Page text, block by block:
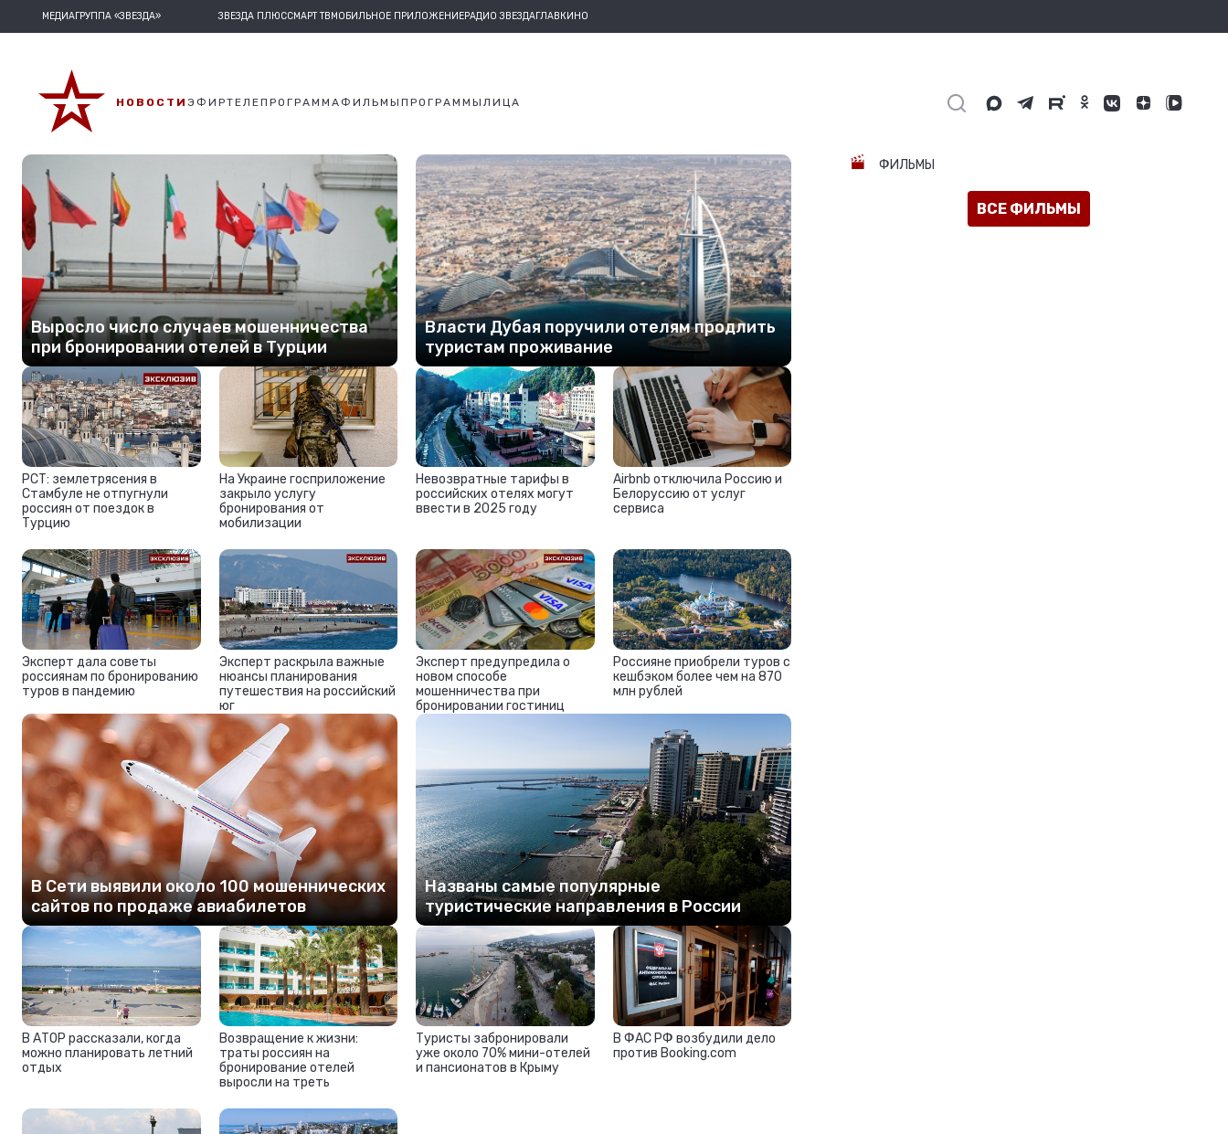
МЕДИАГРУППА «ЗВЕЗДА» ЗВЕЗДА ПЛЮССМАРТ ТВМОБИЛЬНОЕ ПРИЛОЖЕНИЕРАДИО ЗВЕЗДАГЛАВКИНО
НОВОСТИ ЭФИРТЕЛЕПРОГРАММАФИЛЬМЫ ПРОГРАММЫ ЛИЦА
Выросло число случаев мошенничества
при бронировании отелей в Турции
Власти Дубая поручили отелям продлить
туристам проживание
РСТ: землетрясения в
Стамбуле не отпугнули
россиян от поездок в
Турцию
На Украине госприложение
закрыло услугу
бронирования от
мобилизации
Невозвратные тарифы в
российских отелях могут
ввести в 2025 году
Airbnb отключила Россию и
Белоруссию от услуг
сервиса
Эксперт дала советы
россиянам по бронированию
туров в пандемию
Эксперт раскрыла важные
нюансы планирования
путешествия на российский
юг
Эксперт предупредила о
новом способе
мошенничества при
бронировании гостиниц
Россияне приобрели туров с
кешбэком более чем на 870
млн рублей
В Сети выявили около 100 мошеннических
сайтов по продаже авиабилетов
Названы самые популярные
туристические направления в России
В АТОР рассказали, когда
можно планировать летний
отдых
Возвращение к жизни:
траты россиян на
бронирование отелей
выросли на треть
Туристы забронировали
уже около 70% мини-отелей
и пансионатов в Крыму
В ФАС РФ возбудили дело
против Booking.com
ФИЛЬМЫ
ВСЕ ФИЛЬМЫ